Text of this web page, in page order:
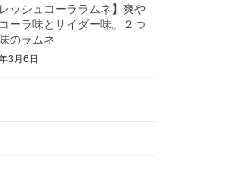
レッシュコーララムネ】爽や
ーラ味とサイダー味。２つ
のラムネ
3月6日